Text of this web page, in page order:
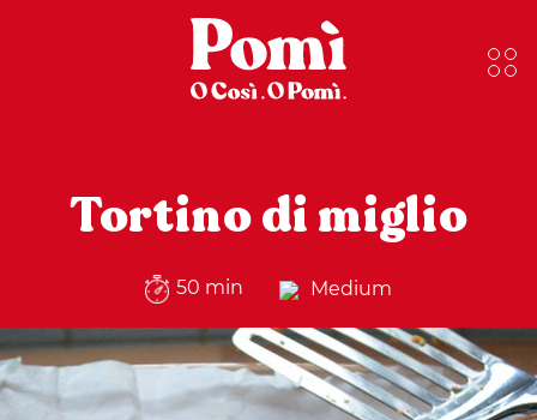
Tortino di miglio
50 min Medium